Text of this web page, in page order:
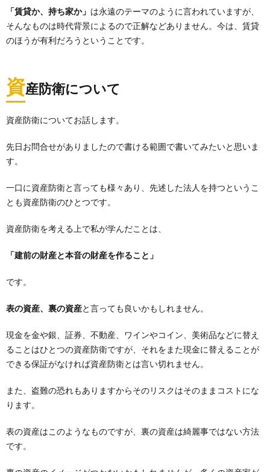
「賃貸か、持ち家か」 は永遠のテーマのように言われていますが、
そんなものは時代背景によるので正解などありません。今は、賃貸
のほうが有利だろうということです。
資産防衛について
資産防衛についてお話します。
先日お問合せがありましたので書ける範囲で書いてみたいと思いま
す。
一口に資産防衛と言っても様々あり、先述した法人を持つというこ
とも資産防衛のひとつです。
資産防衛を考える上で私が学んだことは、
「建前の財産と本音の財産を作ること」
です。
表の資産、裏の資産と言っても良いかもしれません。
現金を金や銀、証券、不動産、ワインやコイン、美術品などに替え
ることはひとつの資産防衛ですが、それをまた現金に替えることが
できる保証がなければ資産防衛とは言い切れません。
また、盗難の恐れもありますからそのリスクはそのままコストにな
ります。
表の資産はこのようなものですが、裏の資産は綺麗事ではない方法
です。